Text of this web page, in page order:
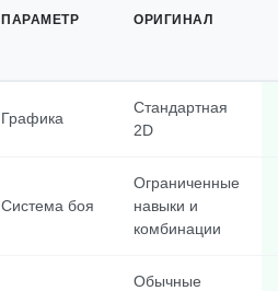
ПАРАМЕТР ОРИГИНАЛ
Графика
Стандартная
2D
Система боя
Ограниченные
навыки и
комбинации
Обычные